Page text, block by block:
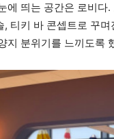
에 띄는 공간은 로비다
, 티키 바 콘셉트로 꾸
지 분위기를 느끼도록